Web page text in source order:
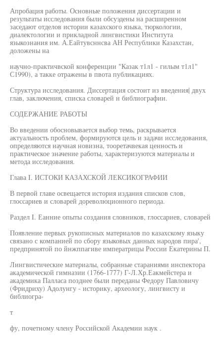
Апробация работы. Основные положения диссертации и
результаты исследования были обсуэдены на расширенном
заседают отделов истории казахского языка, тюркологии,
диалектологии и прикладной лингвистики Института
языкознания им. А.Еайтувсннсва АН Республики Казахстан,
доложены на
научно-практичвской конференции "Казак т1л1 - гилым т1л1"
С1990), а такке отражены в пвота публикациях.
Структура исследования. Диссертация состоит из введения| двух
глав, заключения, списка словарей н библиографии.
СОДЕРЖАНИЕ РАБОТЫ
Во введении обосновывается выбор темь, раскрывается
актуальность проблем, формируются цель и задачи исследования,
определяются научная новизна, тооретачвекая ценность и
практическое значение работы, характеризуются материалы и
метода исследования.
Глава I. ИСТОКИ КАЗАХСКОЙ ЛЕКСИКОГРАФИИ
В первой главе освещается история издания списков слов,
глоссариев и словарей дореволюционного периода.
Раздел I. Еанние опыты создания словников, глоссариев, словарей
Появление первых рукописных материалов по казахскому языку
связано с компанией по сбору языковых данных народов пира',
предпринятой по йнжппагиве императрицы России Екатерины П.
Лингвистические материалы, собранные стараниями инспектора
академической гимназии (1766-1777) Г-Л.Хр.Еакмейстера и
академика Палласа позднее были переданы Федору Павловичу
(Фридриху) Адолунгу - историку, археологу, лингвисту и
библиогра-
т
фу, почетному члену Российской Академии наук .